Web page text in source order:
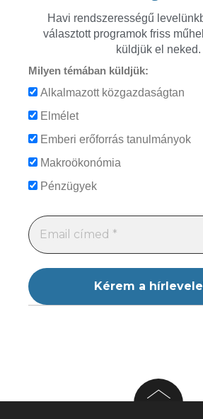
Havi rendszerességű
választott programok friss
küldjük el neked.
Milyen témában küldjük:
Alkalmazott közgazdaságtan
Elmélet
Emberi erőforrás tanulmányok
Makroökonómia
Pénzügyek